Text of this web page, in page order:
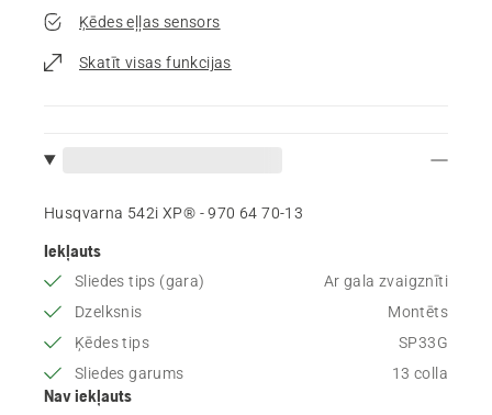
Ķēdes eļļas sensors
Skatīt visas funkcijas
Husqvarna 542i XP® - 970 64 70‑13
Iekļauts
Sliedes tips (gara)
Ar gala zvaigznīti
Dzelksnis
Montēts
Ķēdes tips
SP33G
Sliedes garums
13 colla
Nav iekļauts